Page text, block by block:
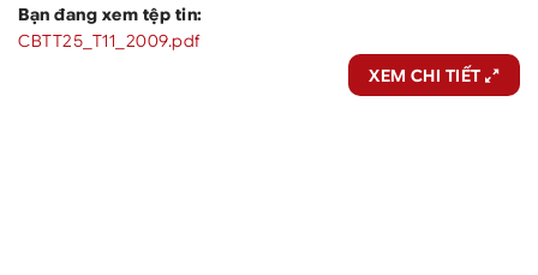
Bạn đang xem tệp tin:
CBTT25_T11_2009.pdf
XEM CHI TIẾT